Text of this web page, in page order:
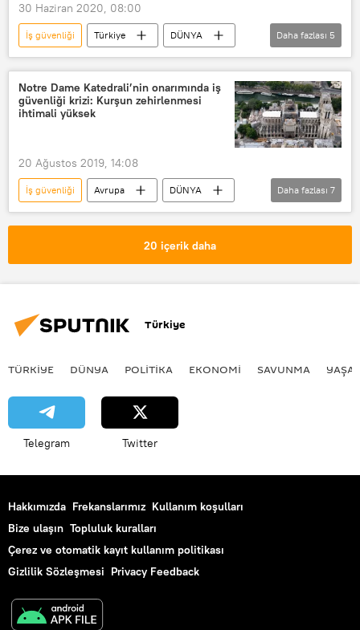
30 Haziran 2020, 08:00
İş güvenliği Türkiye
DÜNYA
Haberler
YAŞAM
Yasa
Kanun
Sağlık
Daha fazlası 5
Notre Dame Katedrali’nin onarımında iş
güvenliği krizi: Kurşun zehirlenmesi
ihtimali yüksek
20 Ağustos 2019, 14:08
İş güvenliği Avrupa
DÜNYA
Haberler
Fransa
Paris
Emmanuel Macron
Daha fazlası 7
20 içerik daha
Türkiye
TÜRKIYE DÜNYA POLİTİKA EKONOMİ SAVUNMA
Telegram Twitter
Hakkımızda Frekanslarımız Kullanım koşulları
Bize ulaşın Topluluk kuralları
Çerez ve otomatik kayıt kullanım politikası
Gizlilik Sözleşmesi Privacy Feedback